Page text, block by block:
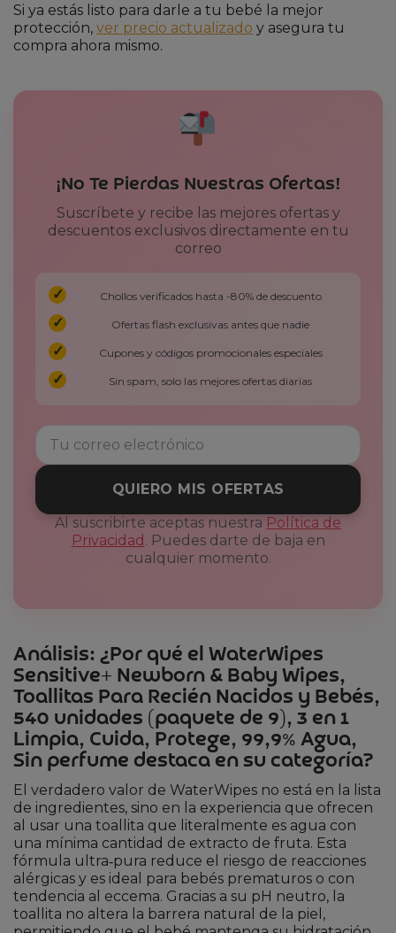
Si ya estás listo para darle a tu bebé la mejor
protección, ver precio actualizado y asegura tu
compra ahora mismo.
¡No Te Pierdas Nuestras Ofertas!
Suscríbete y recibe las mejores ofertas y
descuentos exclusivos directamente en tu
correo
Chollos verificados hasta -80% de descuento
Ofertas flash exclusivas antes que nadie
Cupones y códigos promocionales especiales
Sin spam, solo las mejores ofertas diarias
QUIERO MIS OFERTAS
Al suscribirte aceptas nuestra Política de
Privacidad . Puedes darte de baja en
cualquier momento.
Análisis: ¿Por qué el WaterWipes
Sensitive+ Newborn & Baby Wipes,
Toallitas Para Recién Nacidos y Bebés,
540 unidades (paquete de 9), 3 en 1
Limpia, Cuida, Protege, 99,9% Agua,
Sin perfume destaca en su categoría?
El verdadero valor de WaterWipes no está en la lista
de ingredientes, sino en la experiencia que ofrecen
al usar una toallita que literalmente es agua con
una mínima cantidad de extracto de fruta. Esta
fórmula ultra‑pura reduce el riesgo de reacciones
alérgicas y es ideal para bebés prematuros o con
tendencia al eccema. Gracias a su pH neutro, la
toallita no altera la barrera natural de la piel,